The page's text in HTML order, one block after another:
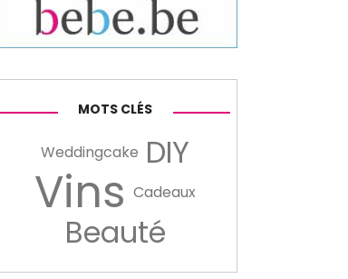
MOTS CLÉS
Weddingcake DIY
Vins Cadeaux
Beauté